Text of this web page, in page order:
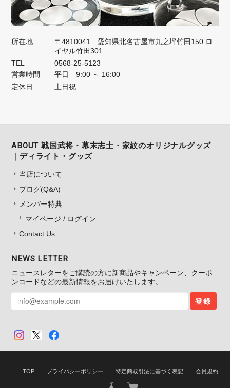
所在地
〒4810041 愛知県北名古屋市九之坪竹田150 ロ
イヤル竹田301
TEL
0568-25-5123
営業時間
平日 9:00 ～ 16:00
定休日
土日祝
ABOUT 戦国武将・幕末志士・家紋のオリジナルグッズ
｜ディライト・グッズ
当店について
ブログ(Q&A)
メンバー特典
マイページ / ログイン
Contact Us
NEWS LETTER
ニュースレターをご購読の方に新商品やキャンペーン、クーポ
ンコードなどの最新情報をお届けいたします。
登録
TOP プライバシーポリシー 特定商取引法に基づく表記 会員規約